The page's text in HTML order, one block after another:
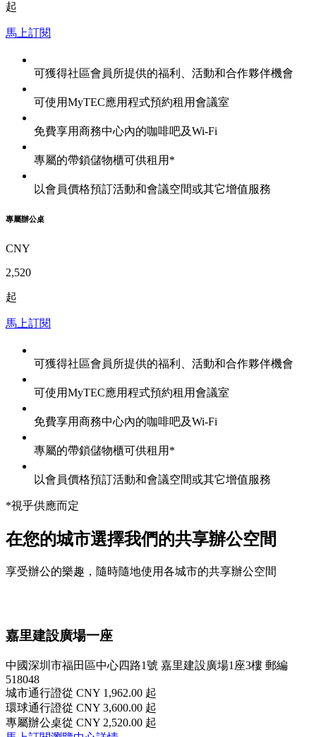
起
馬上訂閱
可獲得社區會員所提供的福利、活動和合作夥伴機會
可使用MyTEC應用程式預約租用會議室
免費享用商務中心內的咖啡吧及Wi-Fi
專屬的帶鎖儲物櫃可供租用*
以會員價格預訂活動和會議空間或其它增值服務
專屬辦公桌
CNY
2,520
起
馬上訂閱
可獲得社區會員所提供的福利、活動和合作夥伴機會
可使用MyTEC應用程式預約租用會議室
免費享用商務中心內的咖啡吧及Wi-Fi
專屬的帶鎖儲物櫃可供租用*
以會員價格預訂活動和會議空間或其它增值服務
*視乎供應而定
在您的城市選擇我們的共享辦公空間
享受辦公的樂趣，隨時隨地使用各城市的共享辦公空間
嘉里建設廣場一座
中國深圳市福田區中心四路1號 嘉里建設廣場1座3樓 郵編
518048
城市通行證從 CNY 1,962.00 起
環球通行證從 CNY 3,600.00 起
專屬辦公桌從 CNY 2,520.00 起